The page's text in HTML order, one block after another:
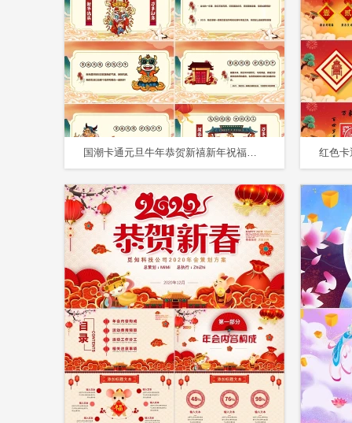
国潮卡通元旦牛年恭贺新禧新年祝福贺卡PPT模板